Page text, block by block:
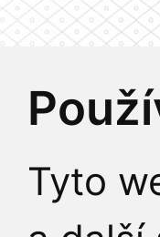
Tyto